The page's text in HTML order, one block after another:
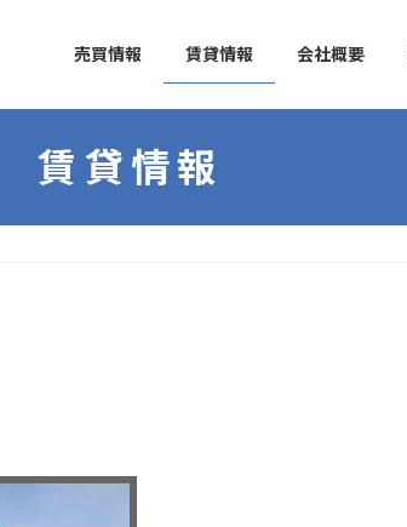
売買情報 賃貸情報 会社概要
賃貸情報